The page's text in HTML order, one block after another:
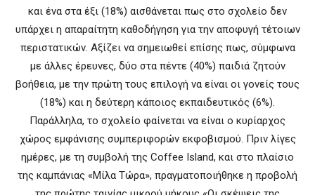
και ένα στα έξι (18%) αισθάνεται πως στο σχολείο δεν
υπάρχει η απαραίτητη καθοδήγηση για την αποφυγή τέτοιων
περιστατικών. Αξίζει να σημειωθεί επίσης πως, σύμφωνα
με άλλες έρευνες, δύο στα πέντε (40%) παιδιά ζητούν
βοήθεια, με την πρώτη τους επιλογή να είναι οι γονείς τους
(18%) και η δεύτερη κάποιος εκπαιδευτικός (6%).
Παράλληλα, το σχολείο φαίνεται να είναι ο κυρίαρχος
χώρος εμφάνισης συμπεριφορών εκφοβισμού. Πριν λίγες
ημέρες, με τη συμβολή της Coffee Island, και στο πλαίσιο
της καμπάνιας «Μίλα Τώρα», πραγματοποιήθηκε η προβολή